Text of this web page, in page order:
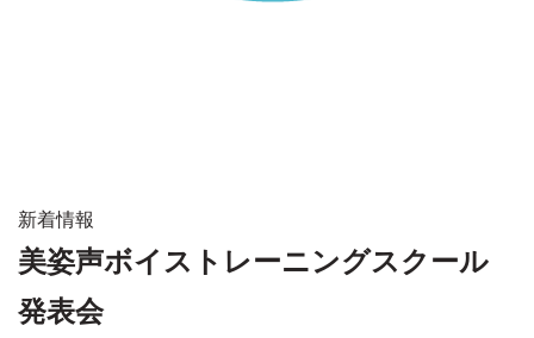
新着情報
美姿声ボイストレーニングスクール
発表会